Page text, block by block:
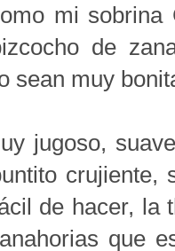
mi sobrina
de
sean muy
jugoso,
crujiente,
de hacer, la
que